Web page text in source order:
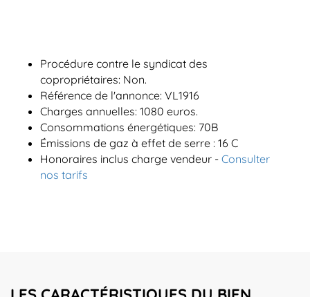
Procédure contre le syndicat des
copropriétaires: Non.
Référence de l'annonce: VL1916
Charges annuelles: 1080 euros.
Consommations énergétiques: 70B
Émissions de gaz à effet de serre : 16 C
Honoraires inclus charge vendeur - Consulter
nos tarifs